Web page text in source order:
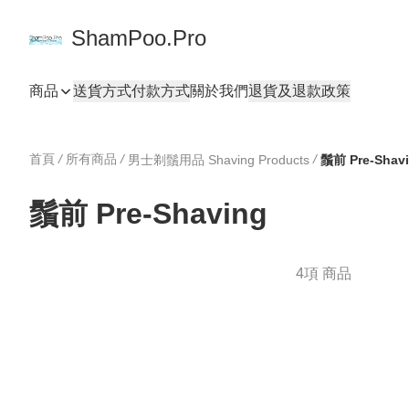
ShamPoo.Pro
商品 送貨方式付款方式關於我們退貨及退款政策
首頁 / 所有商品 / 男士剃鬚用品 Shaving Products / 鬚前 Pre-
鬚前 Pre-Shaving
4項 商品